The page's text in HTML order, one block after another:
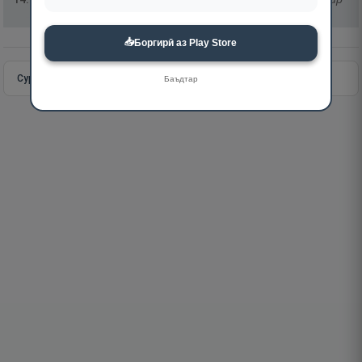
Сураи пурра Идома додан
📥Боргирӣ аз Play Store
Баъдтар